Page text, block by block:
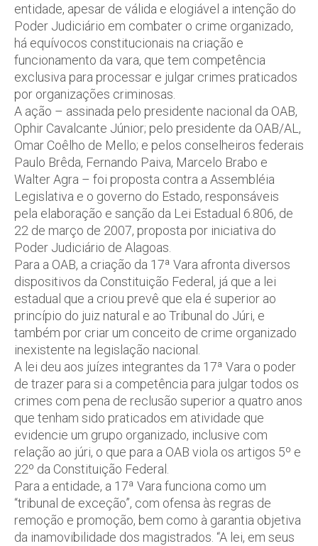
entidade, apesar de válida e elogiável a intenção do
Poder Judiciário em combater o crime organizado,
há equívocos constitucionais na criação e
funcionamento da vara, que tem competência
exclusiva para processar e julgar crimes praticados
por organizações criminosas.
A ação – assinada pelo presidente nacional da OAB,
Ophir Cavalcante Júnior; pelo presidente da OAB/AL,
Omar Coêlho de Mello; e pelos conselheiros federais
Paulo Brêda, Fernando Paiva, Marcelo Brabo e
Walter Agra – foi proposta contra a Assembléia
Legislativa e o governo do Estado, responsáveis
pela elaboração e sanção da Lei Estadual 6.806, de
22 de março de 2007, proposta por iniciativa do
Poder Judiciário de Alagoas.
Para a OAB, a criação da 17ª Vara afronta diversos
dispositivos da Constituição Federal, já que a lei
estadual que a criou prevê que ela é superior ao
princípio do juiz natural e ao Tribunal do Júri, e
também por criar um conceito de crime organizado
inexistente na legislação nacional.
A lei deu aos juízes integrantes da 17ª Vara o poder
de trazer para si a competência para julgar todos os
crimes com pena de reclusão superior a quatro anos
que tenham sido praticados em atividade que
evidencie um grupo organizado, inclusive com
relação ao júri, o que para a OAB viola os artigos 5º e
22º da Constituição Federal.
Para a entidade, a 17ª Vara funciona como um
“tribunal de exceção”, com ofensa às regras de
remoção e promoção, bem como à garantia objetiva
da inamovibilidade dos magistrados. “A lei, em seus